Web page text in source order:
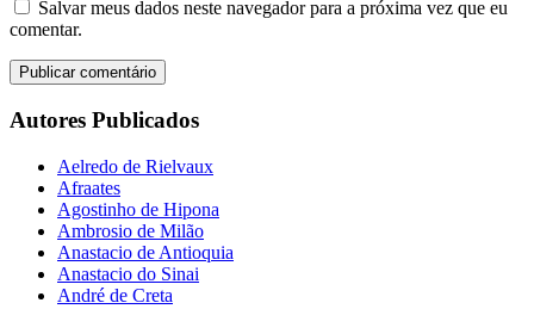
Salvar meus dados neste navegador para a próxima vez que eu
comentar.
Autores Publicados
Aelredo de Rielvaux
Afraates
Agostinho de Hipona
Ambrosio de Milão
Anastacio de Antioquia
Anastacio do Sinai
André de Creta